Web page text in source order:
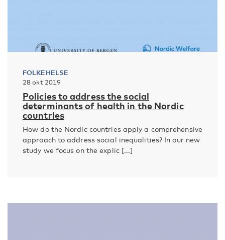
FOLKEHELSE
28 okt 2019
Policies to address the social
determinants of health in the Nordic
countries
How do the Nordic countries apply a comprehensive
approach to address social inequalities? In our new
study we focus on the explic [...]